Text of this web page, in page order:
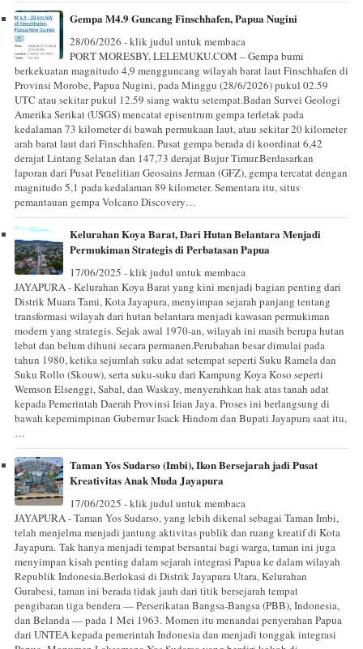
Gempa M4.9 Guncang Finschhafen, Papua Nugini
28/06/2026 - klik judul untuk membaca
PORT MORESBY, LELEMUKU.COM – Gempa bumi
berkekuatan magnitudo 4,9 mengguncang wilayah barat laut Finschhafen di
Provinsi Morobe, Papua Nugini, pada Minggu (28/6/2026) pukul 02.59
UTC atau sekitar pukul 12.59 siang waktu setempat.Badan Survei Geologi
Amerika Serikat (USGS) mencatat episentrum gempa terletak pada
kedalaman 73 kilometer di bawah permukaan laut, atau sekitar 20 kilometer
arah barat laut dari Finschhafen. Pusat gempa berada di koordinat 6,42
derajat Lintang Selatan dan 147,73 derajat Bujur Timur.Berdasarkan
laporan dari Pusat Penelitian Geosains Jerman (GFZ), gempa tercatat dengan
magnitudo 5,1 pada kedalaman 89 kilometer. Sementara itu, situs
pemantauan gempa Volcano Discovery…
Kelurahan Koya Barat, Dari Hutan Belantara Menjadi
Permukiman Strategis di Perbatasan Papua
17/06/2025 - klik judul untuk membaca
JAYAPURA - Kelurahan Koya Barat yang kini menjadi bagian penting dari
Distrik Muara Tami, Kota Jayapura, menyimpan sejarah panjang tentang
transformasi wilayah dari hutan belantara menjadi kawasan permukiman
modern yang strategis. Sejak awal 1970-an, wilayah ini masih berupa hutan
lebat dan belum dihuni secara permanen.Perubahan besar dimulai pada
tahun 1980, ketika sejumlah suku adat setempat seperti Suku Ramela dan
Suku Rollo (Skouw), serta suku-suku dari Kampung Koya Koso seperti
Wemson Elsenggi, Sabal, dan Waskay, menyerahkan hak atas tanah adat
kepada Pemerintah Daerah Provinsi Irian Jaya. Proses ini berlangsung di
bawah kepemimpinan Gubernur Isack Hindom dan Bupati Jayapura saat itu,
…
Taman Yos Sudarso (Imbi), Ikon Bersejarah jadi Pusat
Kreativitas Anak Muda Jayapura
17/06/2025 - klik judul untuk membaca
JAYAPURA - Taman Yos Sudarso, yang lebih dikenal sebagai Taman Imbi,
telah menjelma menjadi jantung aktivitas publik dan ruang kreatif di Kota
Jayapura. Tak hanya menjadi tempat bersantai bagi warga, taman ini juga
menyimpan kisah penting dalam sejarah integrasi Papua ke dalam wilayah
Republik Indonesia.Berlokasi di Distrik Jayapura Utara, Kelurahan
Gurabesi, taman ini berada tidak jauh dari titik bersejarah tempat
pengibaran tiga bendera — Perserikatan Bangsa-Bangsa (PBB), Indonesia,
dan Belanda — pada 1 Mei 1963. Momen itu menandai penyerahan Papua
dari UNTEA kepada pemerintah Indonesia dan menjadi tonggak integrasi